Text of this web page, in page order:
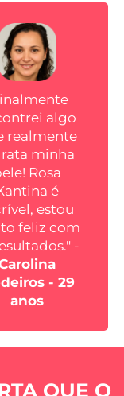
algo
realmente
minha
Rosa
é
estou
feliz com
-
- 29
anos
QUE O